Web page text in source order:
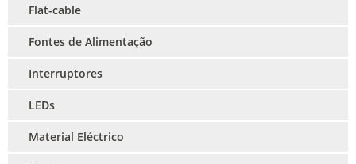
Flat-cable
Fontes de Alimentação
Interruptores
LEDs
Material Eléctrico